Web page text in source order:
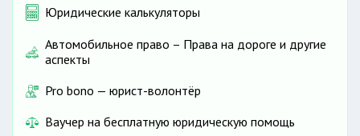
Юридические калькуляторы
Автомобильное право – Права на дороге и другие
аспекты
Pro bono — юрист-волонтёр
Ваучер на бесплатную юридическую помощь